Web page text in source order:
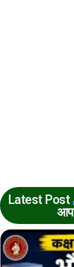
Latest Post